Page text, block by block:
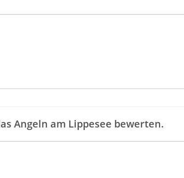
Angeln am Lippesee bewerten.